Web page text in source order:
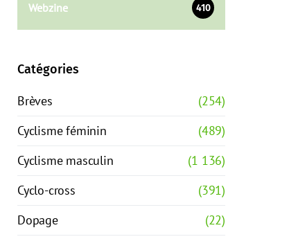
Webzine 410
Catégories
Brèves
(254)
Cyclisme féminin
(489)
Cyclisme masculin
(1 136)
Cyclo-cross
(391)
Dopage
(22)